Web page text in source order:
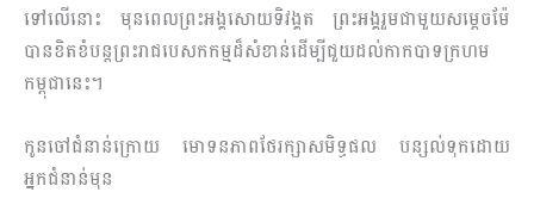
ទៅលើនោះ មុនពេលព្រះអង្គសោយទិវង្គត ព្រះអង្គរួមជាមួយសម្តេចម៉ែ
បានខិតខំបន្តព្រះរាជបេសកកម្មដ៏សំខាន់ដើម្បីជួយដល់កាកបាទក្រហម
កម្ពុជានេះ។
កូនចៅជំនាន់ក្រោយ មោទនភាពថែរក្សាសមិទ្ធផល បន្សល់ទុកដោយ
អ្នកជំ​នាន់មុន